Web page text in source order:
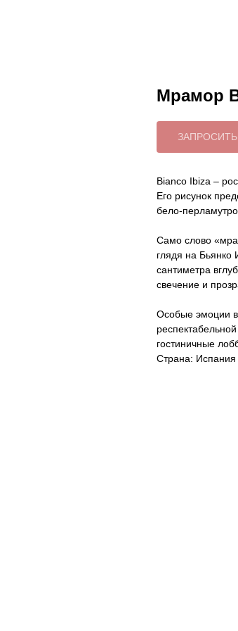
Мрамор
Bianco Ibiza –
Его рисунок
бело-
Само слово
глядя на Бьянко
сантиметра
свечение и
Особые эмоции
гостиничные
Страна: Испания